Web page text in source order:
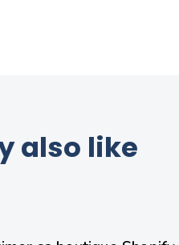
also like